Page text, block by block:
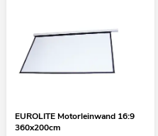
EUROLITE Motorleinwand 16:9
360x200cm